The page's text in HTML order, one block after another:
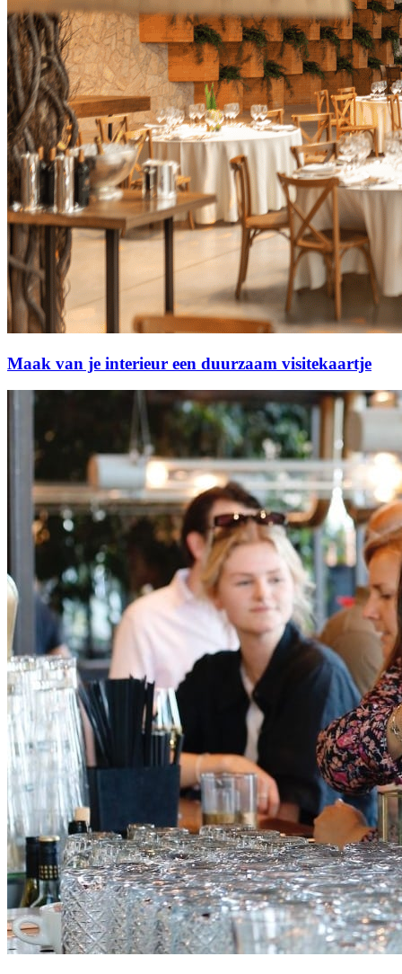
Maak van je interieur een duurzaam visitekaartje